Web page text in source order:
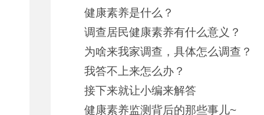
健康素养是什么？
调查居民健康素养有什么意义？
为啥来我家调查，具体怎么调查？
我答不上来怎么办？
接下来就让小编来解答
健康素养监测背后的那些事儿~